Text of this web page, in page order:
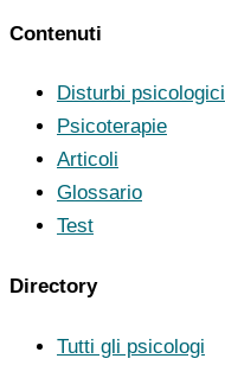
Contenuti
Disturbi psicologici
Psicoterapie
Articoli
Glossario
Test
Directory
Tutti gli psicologi